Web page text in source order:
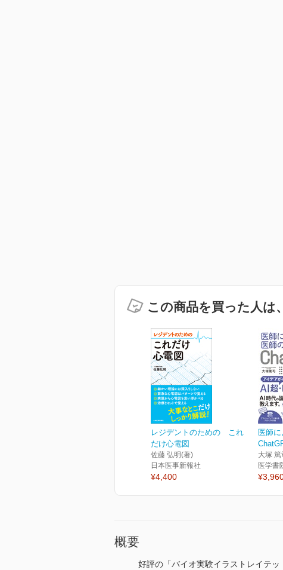
この商品を買った人は
レジデントのための これ
だけ心電図
佐藤 弘明(著)
日本医事新報社
¥4,400
医師
大塚
医学書
概要
好評の「バイオ実験イラストレイテッ